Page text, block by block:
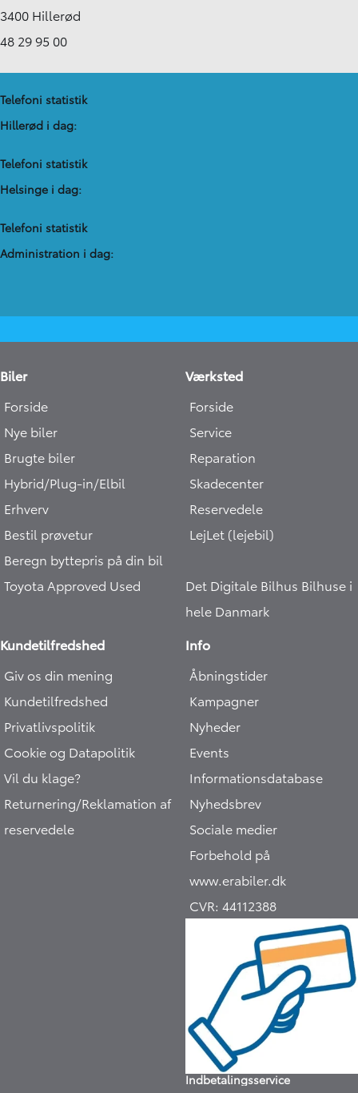
3400 Hillerød
48 29 95 00
Telefoni statistik
Hillerød i dag:
Telefoni statistik
Helsinge i dag:
Telefoni statistik
Administration​ i dag:
Biler
Forside
Nye biler
Brugte biler
Hybrid/Plug-in/Elbil
Erhverv
Bestil prøvetur
Beregn byttepris på din bil
Toyota Approved Used
Værksted
Forside
Service
Reparation
Skadecenter
Reservedele
LejLet (lejebil)
Det Digitale Bilhus Bilhuse i
hele Danmark
Kundetilfredshed
Giv os din mening
Kundetilfredshed
Privatlivspolitik
Cookie og Datapolitik
Vil du klage?
Returnering/Reklamation af
reservedele
Info
Åbningstider
Kampagner
Nyheder
Events
Informationsdatabase
Nyhedsbrev
Sociale medier
Forbehold på
www.erabiler.dk
CVR:44112388
Indbetalingsservice